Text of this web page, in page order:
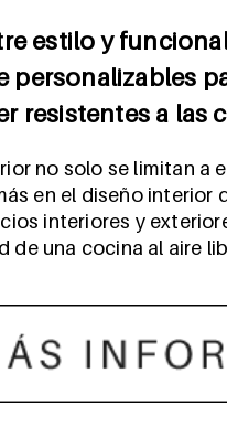
estilo y
personalizables
resistentes a
no solo se limitan a
en el diseño interior
interiores y
de una cocina al aire